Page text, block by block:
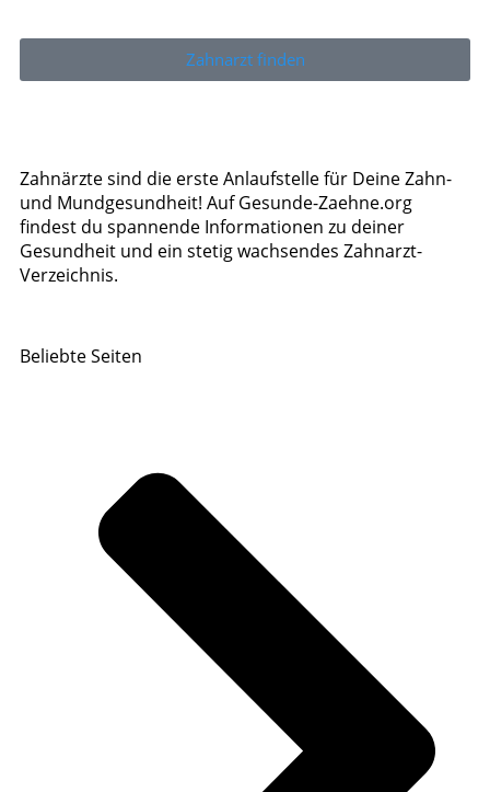
Zahnarzt finden
Zahnärzte sind die erste Anlaufstelle für Deine Zahn-
und Mundgesundheit! Auf Gesunde-Zaehne.org
findest du spannende Informationen zu deiner
Gesundheit und ein stetig wachsendes Zahnarzt-
Verzeichnis.
Beliebte Seiten